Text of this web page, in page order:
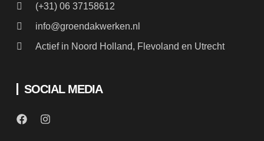
(+31) 06 37158612
info@groendakwerken.nl
Actief in Noord Holland, Flevoland en Utrecht
SOCIAL MEDIA